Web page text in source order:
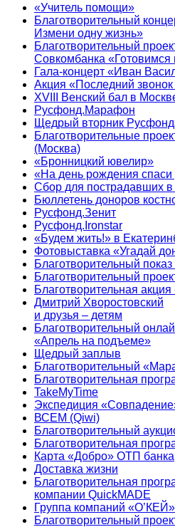
«Учитель помощи»
Благотворительный
Измени одну жизнь»
Благотворительный
Совкомбанка
Гала-концерт «Иван
Акция «Последний
XVIII Венский бал в
Русфонд.Марафон
Щедрый вторник
Благотворительные
(Москва)
«Бронницкий ювелир»
«На день рождения спаси
Сбор для пострадавших в
Бюллетень доноров
Русфонд.Зенит
Русфонд.Ironstar
«Будем жить!» в
Фотовыставка «Угадай
Благотворительный
Благотворительный
Благотворительная
Дмитрий Хворостовский
и друзья – детям
Благотворительный
«Апрель на подъеме»
Щедрый заплыв
Благотворительный
Благотворительная
TakeMyTime
Экспедиция
ВСЕМ (Qiwi)
Благотворительный
Благотворительная
Карта «Добро» ОТП банка
Доставка жизни
Благотворительная
компании QuickMADE
Группа компаний «О’КЕЙ»
Благотворительный